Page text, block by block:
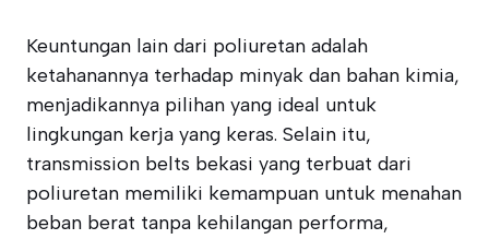
Keuntungan lain dari poliuretan adalah
ketahanannya terhadap minyak dan bahan kimia,
menjadikannya pilihan yang ideal untuk
lingkungan kerja yang keras. Selain itu,
transmission belts bekasi yang terbuat dari
poliuretan memiliki kemampuan untuk menahan
beban berat tanpa kehilangan performa,